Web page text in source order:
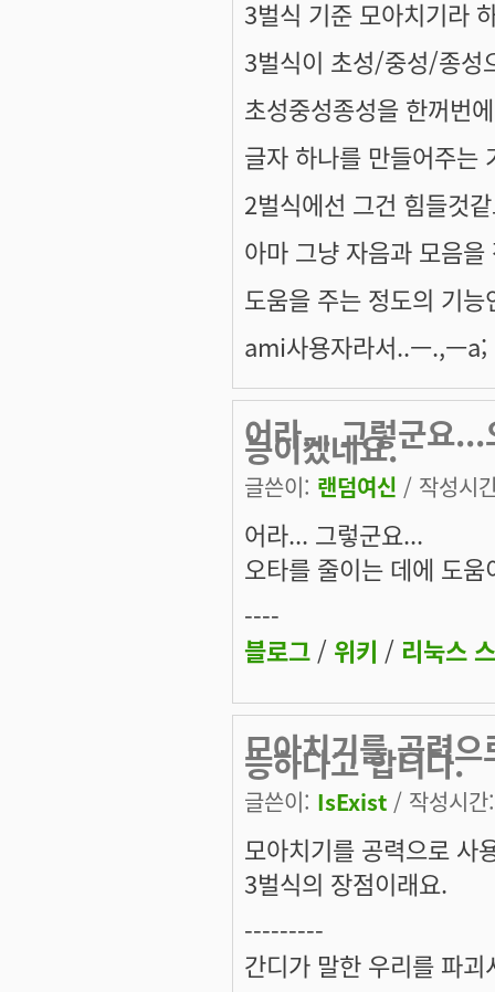
3벌식 기준 모아치기라
3벌식이 초성/중성/종성
초성중성종성을 한꺼번
글자 하나를 만들어주는
2벌식에선 그건 힘들것
아마 그냥 자음과 모음
도움을 주는 정도의 기능
ami사용자라서..ㅡ.,ㅡa;
어라... 그렇군요...
능이겠네요.
글쓴이: 랜덤여신 / 작성시
어라... 그렇군요...
오타를 줄이는 데에 도
----
블로그 / 위키 / 리눅스
모아치기를 공력
능하다고 합니다.
글쓴이: IsExist / 작성시
모아치기를 공력으로 사
3벌식의 장점이래요.
---------
간디가 말한 우리를 파